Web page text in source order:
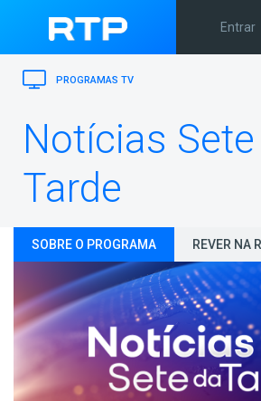
Entrar
PROGRAMAS TV
Notícias
Tarde
SOBRE O PROGRAMA REVER NA